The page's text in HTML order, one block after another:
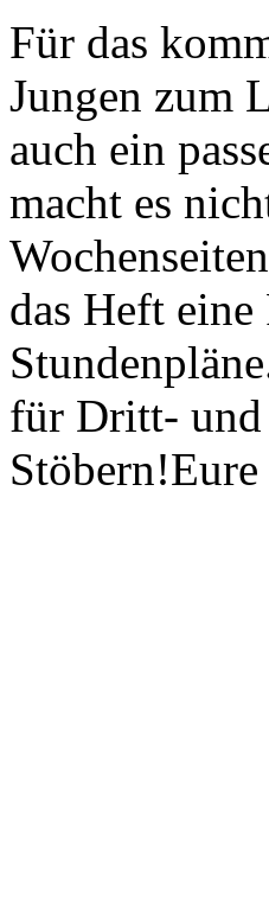
Für das
Jungen zum
auch ein
macht es
das Heft
für Dritt- und
Stöbern!Eure